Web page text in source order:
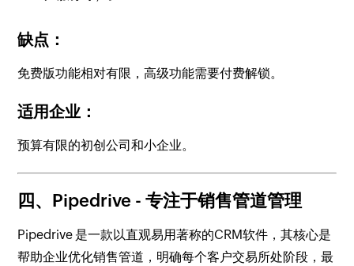
缺点：
免费版功能相对有限，高级功能需要付费解锁。
适用企业：
预算有限的初创公司和小企业。
四、Pipedrive - 专注于销售管道管理
Pipedrive 是一款以直观易用著称的CRM软件，其核心是
帮助企业优化销售管道，明确每个客户交易所处阶段，最